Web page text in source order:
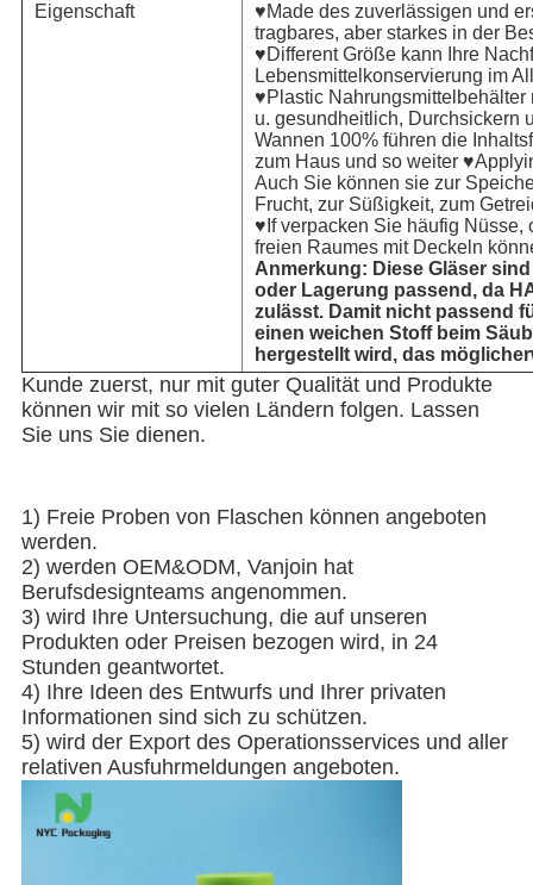
Eigenschaft
♥Made des zuverlässigen und
tragbares, aber starkes in der
♥Different Größe kann Ihre
Lebensmittelkonservierung im
♥Plastic
u. gesundheitlich, Durchsickern
Wannen 100% führen die
zum Haus und so weiter
Auch Sie können sie zur
Frucht, zur Süßigkeit, zum
♥If verpacken Sie häufig Nüsse,
freien Raumes mit Deckeln
Anmerkung: Diese Gläser
oder Lagerung passend, da
zulässt. Damit nicht passend
einen weichen Stoff beim
hergestellt wird, das
Kunde zuerst, nur mit guter Qualität und Produkte
können wir mit so vielen Ländern folgen. Lassen
Sie uns Sie dienen.
1) Freie Proben von Flaschen können angeboten
werden.
2) werden OEM&ODM, Vanjoin hat
Berufsdesignteams angenommen.
3) wird Ihre Untersuchung, die auf unseren
Produkten oder Preisen bezogen wird, in 24
Stunden geantwortet.
4) Ihre Ideen des Entwurfs und Ihrer privaten
Informationen sind sich zu schützen.
5) wird der Export des Operationsservices und aller
relativen Ausfuhrmeldungen angeboten.